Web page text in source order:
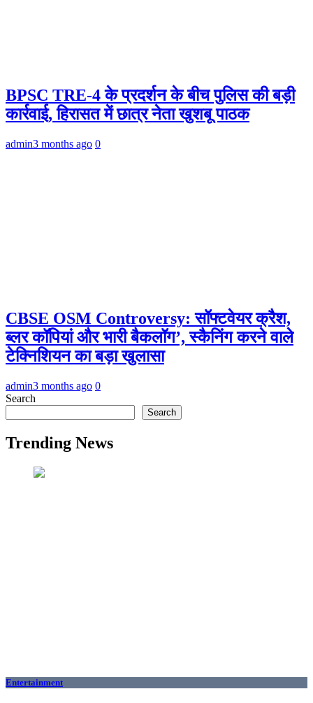
BPSC TRE-4 के प्रदर्शन के बीच पुलिस की बड़ी
कार्रवाई, हिरासत में छात्र नेता खुशबू पाठक
admin3 months ago 0
CBSE OSM Controversy: सॉफ्टवेयर क्रैश,
ब्लर कॉपियां और भारी बैकलॉग’, स्कैनिंग करने वाले
टेक्निशियन का बड़ा खुलासा
admin3 months ago 0
Search
Search
Trending News
Entertainment